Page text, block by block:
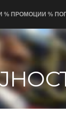
% ПРОМОЦИИ %